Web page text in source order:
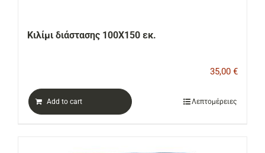
Κιλίμι διάστασης 100Χ150 εκ.
35,00 €
Add to cart Λεπτομέρειες